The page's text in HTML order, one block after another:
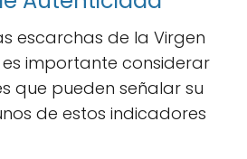
escarchas de la Virgen
importante considerar
que pueden señalar su
de estos indicadores